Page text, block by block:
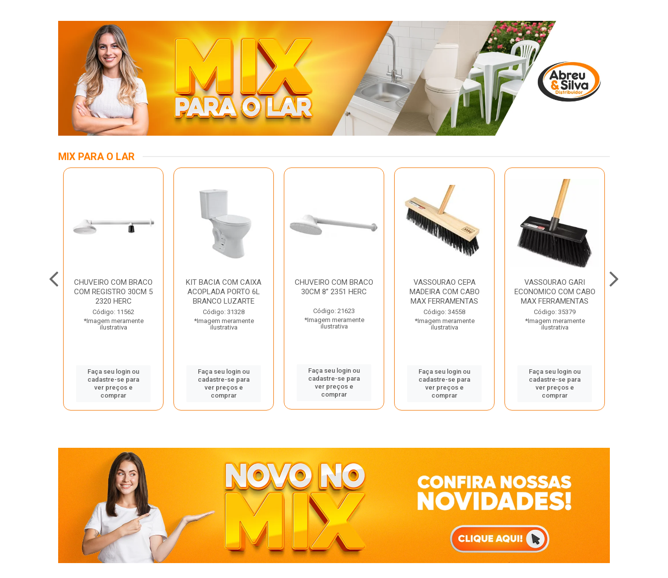
MIX PARA O LAR
CHUVEIRO COM BRACO
COM REGISTRO 30CM 5
2320 HERC
Código: 11562
*Imagem meramente
ilustrativa
Faça seu login ou
cadastre-se para
ver preços e
comprar
KIT BACIA COM CAIXA
ACOPLADA PORTO 6L
BRANCO LUZARTE
Código: 31328
*Imagem meramente
ilustrativa
Faça seu login ou
cadastre-se para
ver preços e
comprar
CHUVEIRO COM BRACO
30CM 8” 2351 HERC
Código: 21623
*Imagem meramente
ilustrativa
Faça seu login ou
cadastre-se para
ver preços e
comprar
VASSOURAO CEPA
MADEIRA COM CABO
MAX FERRAMENTAS
Código: 34558
*Imagem meramente
ilustrativa
Faça seu login ou
cadastre-se para
ver preços e
comprar
VASSOURAO GARI
ECONOMICO COM CABO
MAX FERRAMENTAS
Código: 35379
*Imagem meramente
ilustrativa
Faça seu login ou
cadastre-se para
ver preços e
comprar